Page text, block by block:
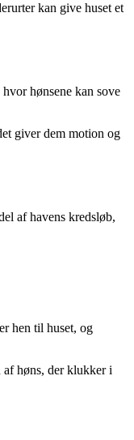
kan give huset et
hønsene kan sove
giver dem motion og
af havens kredsløb,
hen til huset, og
høns, der klukker i